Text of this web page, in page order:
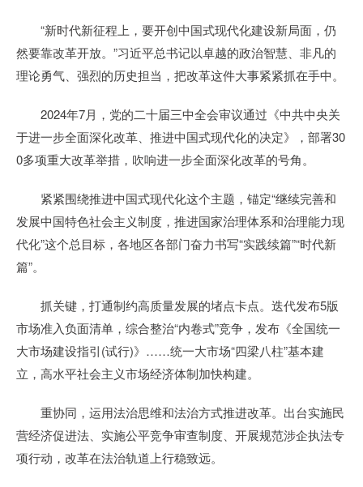
“新时代新征程上，要开创中国式现代化建设新局面，仍
然要靠改革开放。”习近平总书记以卓越的政治智慧、非凡的
理论勇气、强烈的历史担当，把改革这件大事紧紧抓在手中。
2024年7月，党的二十届三中全会审议通过《中共中央关
于进一步全面深化改革、推进中国式现代化的决定》，部署30
0多项重大改革举措，吹响进一步全面深化改革的号角。
紧紧围绕推进中国式现代化这个主题，锚定“继续完善和
发展中国特色社会主义制度，推进国家治理体系和治理能力现
代化”这个总目标，各地区各部门奋力书写“实践续篇”“时代新
篇”。
抓关键，打通制约高质量发展的堵点卡点。迭代发布5版
市场准入负面清单，综合整治“内卷式”竞争，发布《全国统一
大市场建设指引(试行)》……统一大市场“四梁八柱”基本建
立，高水平社会主义市场经济体制加快构建。
重协同，运用法治思维和法治方式推进改革。出台实施民
营经济促进法、实施公平竞争审查制度、开展规范涉企执法专
项行动，改革在法治轨道上行稳致远。